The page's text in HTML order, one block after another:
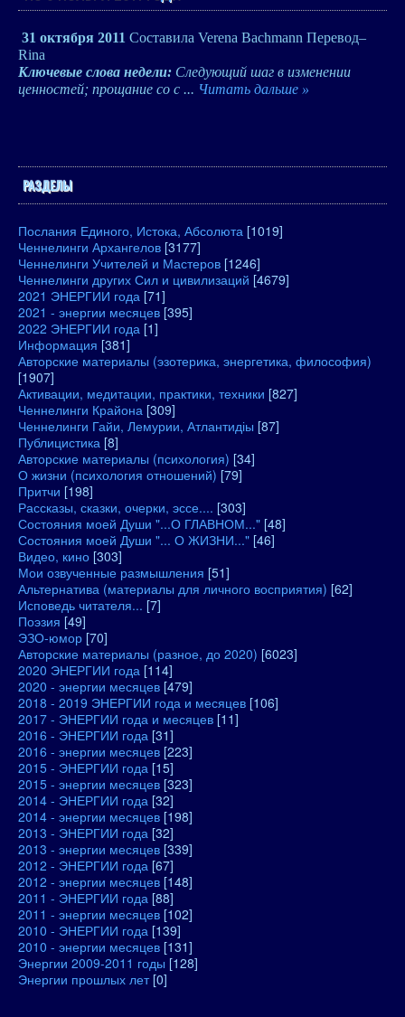
31 октября 2011 Составила Verena Bachmann Перевод–
Rina
Ключевые слова недели: Следующий шаг в изменении
ценностей; прощание со с ... Читать дальше »
РАЗДЕЛЫ
Послания Единого, Истока, Абсолюта [1019]
Ченнелинги Архангелов [3177]
Ченнелинги Учителей и Мастеров [1246]
Ченнелинги других Сил и цивилизаций [4679]
2021 ЭНЕРГИИ года [71]
2021 - энергии месяцев [395]
2022 ЭНЕРГИИ года [1]
Информация [381]
Авторские материалы (эзотерика, энергетика, философия)
[1907]
Активации, медитации, практики, техники [827]
Ченнелинги Крайона [309]
Ченнелинги Гайи, Лемурии, Атлантидіы [87]
Публицистика [8]
Авторские материалы (психология) [34]
О жизни (психология отношений) [79]
Притчи [198]
Рассказы, сказки, очерки, эссе.... [303]
Состояния моей Души "...О ГЛАВНОМ..." [48]
Состояния моей Души "... О ЖИЗНИ..." [46]
Видео, кино [303]
Мои озвученные размышления [51]
Альтернатива (материалы для личного восприятия) [62]
Исповедь читателя... [7]
Поэзия [49]
ЭЗО-юмор [70]
Авторские материалы (разное, до 2020) [6023]
2020 ЭНЕРГИИ года [114]
2020 - энергии месяцев [479]
2018 - 2019 ЭНЕРГИИ года и месяцев [106]
2017 - ЭНЕРГИИ года и месяцев [11]
2016 - ЭНЕРГИИ года [31]
2016 - энергии месяцев [223]
2015 - ЭНЕРГИИ года [15]
2015 - энергии месяцев [323]
2014 - ЭНЕРГИИ года [32]
2014 - энергии месяцев [198]
2013 - ЭНЕРГИИ года [32]
2013 - энергии месяцев [339]
2012 - ЭНЕРГИИ года [67]
2012 - энергии месяцев [148]
2011 - ЭНЕРГИИ года [88]
2011 - энергии месяцев [102]
2010 - ЭНЕРГИИ года [139]
2010 - энергии месяцев [131]
Энергии 2009-2011 годы [128]
Энергии прошлых лет [0]